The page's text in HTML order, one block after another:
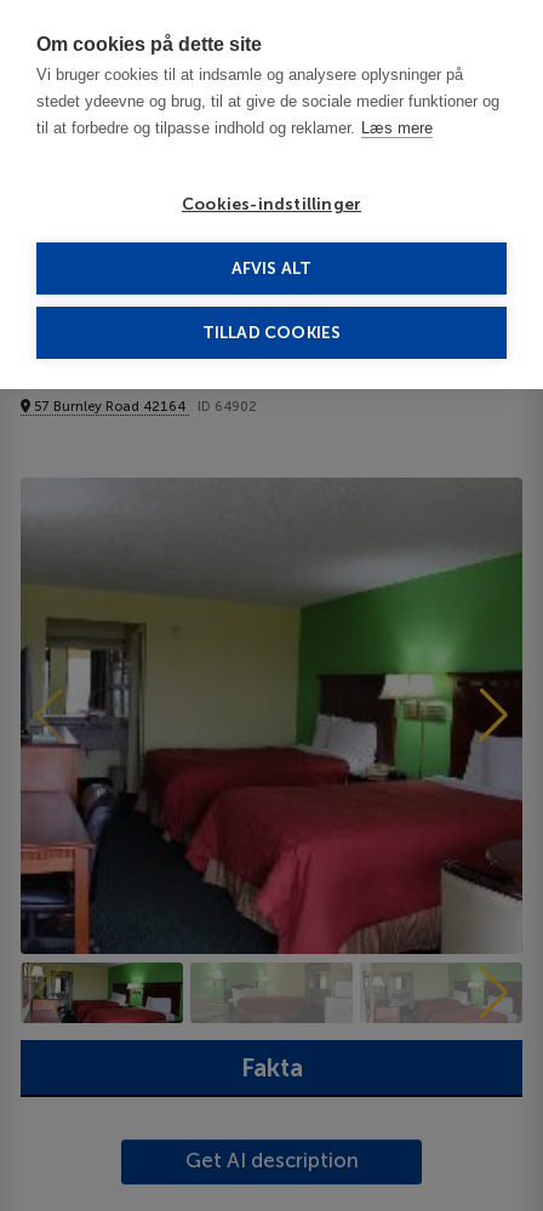
Om cookies på dette site
Vi bruger cookies til at indsamle og analysere oplysninger på
stedet ydeevne og brug, til at give de sociale medier funktioner og
til at forbedre og tilpasse indhold og reklamer. Læs mere
Cookies-indstillinger
AFVIS ALT
TILLAD COOKIES
Bowling Green - KY
Executive Inn Scottsville 3***
57 Burnley Road 42164 ID 64902
Fakta
Get AI description